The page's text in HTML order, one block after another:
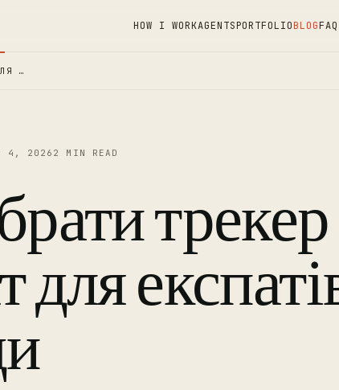
HOW I WORKAGENTSPORTFOLIOBLOGFAQ
…
4, 2026 2 MIN READ
трекер
для